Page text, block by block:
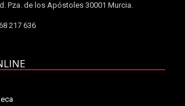
Pza. de los Apóstoles 30001 Murcia.
217 636